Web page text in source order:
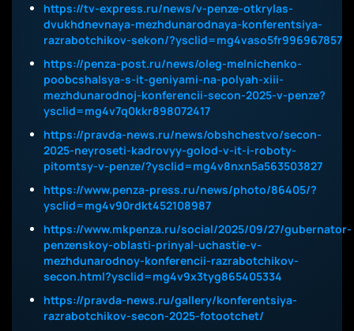
https://tv-express.ru/news/v-penze-otkrylas-
dvukhdnevnaya-mezhdunarodnaya-konferentsiya-
razrabotchikov-sekon/?ysclid=mg4vaso5fr996967857
https://penza-post.ru/news/oleg-melnichenko-
poobcshalsya-s-it-geniyami-na-polyah-xiii-
mezhdunarodnoj-konferencii-secon-2025-v-penze?
ysclid=mg4v7q0kkr898072417
https://pravda-news.ru/news/obshchestvo/secon-
2025-neyroseti-kadrovyy-golod-v-it-i-roboty-
pitomtsy-v-penze/?ysclid=mg4v8nxn5a563503827
https://www.penza-press.ru/news/photo/86405/?
ysclid=mg4v90rdkt452108987
https://www.mkpenza.ru/social/2025/09/27/gubernator-
penzenskoy-oblasti-prinyal-uchastie-v-
mezhdunarodnoy-konferencii-razrabotchikov-
secon.html?ysclid=mg4v9x3tyg865405334
https://pravda-news.ru/gallery/konferentsiya-
razrabotchikov-secon-2025-fotootchet/